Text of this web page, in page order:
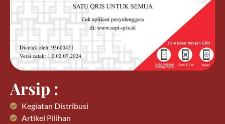
Arsip :
Kegiatan Distribusi
Artikel Pilihan